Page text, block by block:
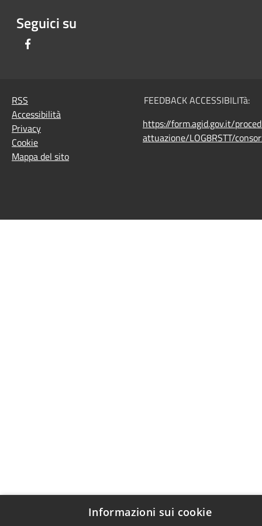
Seguici su
RSS
Accessibilità
Privacy
Cookie
Mappa del sito
FEEDBACK ACCESSIBILITà:
https://form.agid.gov.it/
attuazione/LOG8RSTT/
Informazioni sui cookie